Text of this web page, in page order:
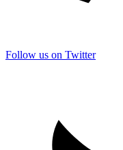
Follow us on Twitter